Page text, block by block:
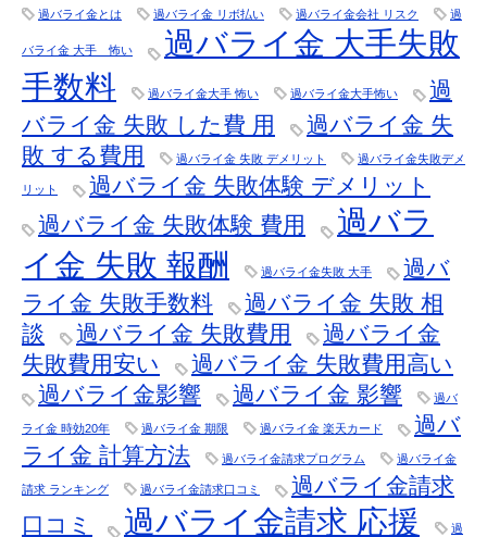
過バライ金とは 過バライ金 リボ払い 過バライ金会社 リスク 過
バライ金 大手 怖い
過バライ金 大手失敗
手数料
過バライ金大手 怖い 過バライ金大手怖い
過
バライ金 失敗 した費 用
過バライ金 失
敗 する費用
過バライ金 失敗 デメリット 過バライ金失敗デメ
リット
過バライ金 失敗体験 デメリット
過バライ金 失敗体験 費用
過バラ
イ金 失敗 報酬
過バライ金失敗 大手
過バ
ライ金 失敗手数料
過バライ金 失敗 相
談
過バライ金 失敗費用
過バライ金
失敗費用安い
過バライ金 失敗費用高い
過バライ金影響
過バライ金 影響 過バ
ライ金 時効20年 過バライ金 期限 過バライ金 楽天カード
過バ
ライ金 計算方法
過バライ金請求プログラム 過バライ金
請求 ランキング 過バライ金請求口コミ
過バライ金請求
口コミ
過バライ金請求 応援 過